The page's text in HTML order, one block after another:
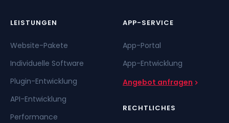
LEISTUNGEN
Website-Pakete
Individuelle Software
Plugin-Entwicklung
API-Entwicklung
Performance
APP-SERVICE
App-Portal
App-Entwicklung
Angebot anfragen
RECHTLICHES